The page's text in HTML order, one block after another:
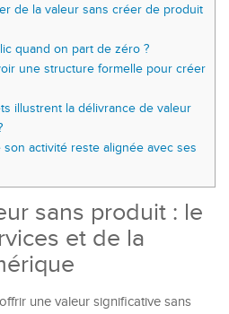
de la valeur sans créer de produit
quand on part de zéro ?
une structure formelle pour créer
illustrent la délivrance de valeur
son activité reste alignée avec ses
sans produit : le
et de la
une valeur significative sans